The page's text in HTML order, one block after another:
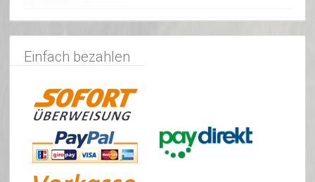
Einfach bezahlen